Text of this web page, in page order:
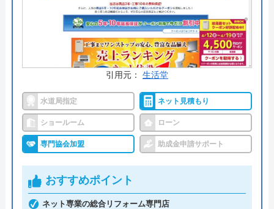
今すぐ電話で相談する
0120-158-111
受付時間： 10:00〜18:00
松井産業リフォーム館 の基本情報
運営会社 松井産業株式会社
代表者 松井宏之
本社所在地
〒860-0066
埼玉県三郷市彦成1-1
引用元： 生活堂
水道局指定 ネット見積もり
ショールーム ローン
専門協会加盟 助成金申請サポート
おすすめポイント
ネット専業の総合リフォーム専門店